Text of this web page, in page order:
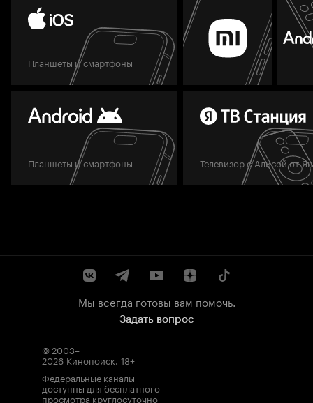
Планшеты и смартфоны
Планшеты и смартфоны Телевизор с Алисой от
Мы всегда готовы вам помочь.
Задать вопрос
© 2003–
2026 Кинопоиск. 18+
Федеральные каналы
доступны для бесплатного
просмотра круглосуточно